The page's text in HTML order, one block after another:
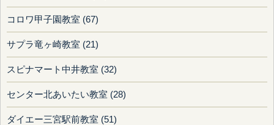
コロワ甲子園教室 (67)
サプラ竜ヶ崎教室 (21)
スピナマート中井教室 (32)
センター北あいたい教室 (28)
ダイエー三宮駅前教室 (51)